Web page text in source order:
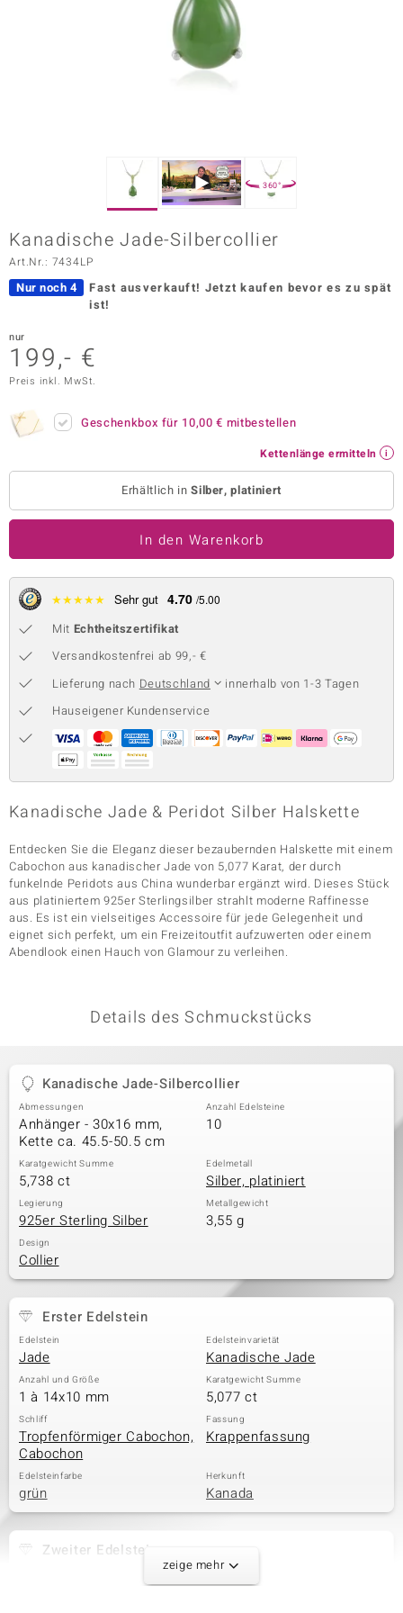
Vogue
Paraíso
BY DE MELO
Collection
Classics
360°
Kanadische Jade-Silbercollier
Art.Nr.: 7434LP
Nur noch 4 Fast ausverkauft! Jetzt kaufen bevor es zu spät
ist!
nur
199,- €
Preis inkl. MwSt.
Geschenkbox für 10,00 € mitbestellen
Kettenlänge ermitteln
Erhältlich inSilber, platiniert
In den Warenkorb
★★★★★ Sehr gut 4.70 /5.00
Mit Echtheitszertifikat
Versandkostenfrei ab 99,- €
Lieferung nach Deutschland
innerhalb von 1-3 Tagen
Hauseigener Kundenservice
Kanadische Jade & Peridot Silber Halskette
Entdecken Sie die Eleganz dieser bezaubernden Halskette mit einem
Cabochon aus kanadischer Jade von 5,077 Karat, der durch
funkelnde Peridots aus China wunderbar ergänzt wird. Dieses Stück
aus platiniertem 925er Sterlingsilber strahlt moderne Raffinesse
aus. Es ist ein vielseitiges Accessoire für jede Gelegenheit und
eignet sich perfekt, um ein Freizeitoutfit aufzuwerten oder einem
Abendlook einen Hauch von Glamour zu verleihen.
Details des Schmuckstücks
Kanadische Jade-Silbercollier
Abmessungen
Anhänger - 30x16 mm,
Kette ca. 45.5-50.5 cm
Anzahl Edelsteine
10
Karatgewicht Summe
5,738 ct
Edelmetall
Silber, platiniert
Legierung
925er Sterling Silber
Metallgewicht
3,55 g
Design
Collier
Erster Edelstein
Edelstein
Jade
Edelsteinvarietät
Kanadische Jade
Anzahl und Größe
1 à 14x10 mm
Karatgewicht Summe
5,077 ct
Schliff
Tropfenförmiger Cabochon,
Cabochon
Fassung
Krappenfassung
Edelsteinfarbe
grün
Herkunft
Kanada
Zweiter Edelstein
1 à 4 mm
zeige mehr